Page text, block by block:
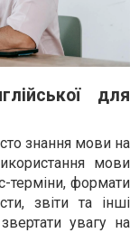
для
знання мови на
мови
терміни, формати
звіти та інші
увагу на